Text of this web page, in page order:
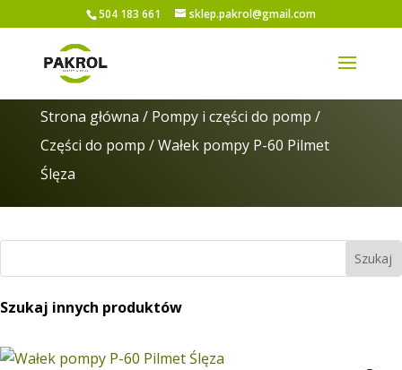
504 183 661 sklep.pakrol@gmail.com
Strona główna / Pompy i części do pomp /
Części do pomp / Wałek pompy P-60 Pilmet
Ślęza
Szukaj innych produktów